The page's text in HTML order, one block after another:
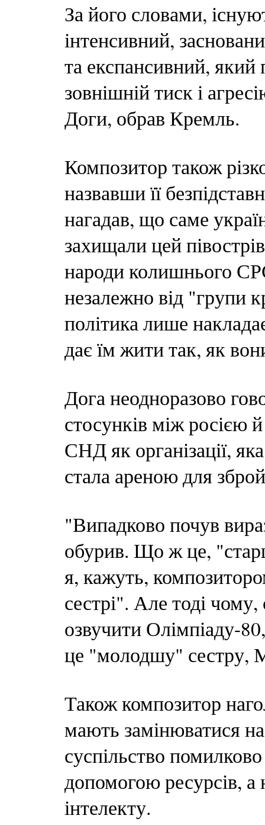
За його словами,
інтенсивний,
та експансивний, який
зовнішній тиск і
Доги, обрав Кремль.
Композитор також
назвавши її
нагадав, що саме
захищали цей
народи колишнього
незалежно від "групи
політика лише
дає їм жити так, як
Дога неодноразово
стосунків між росією
СНД як організації,
стала ареною для
"Випадково почув
обурив. Що ж це,
я, кажуть,
сестрі". Але тоді
озвучити Олімпіаду-
це "молодшу" сестру,
Також композитор
мають замінюватися
суспільство
допомогою ресурсів, а
інтелекту.